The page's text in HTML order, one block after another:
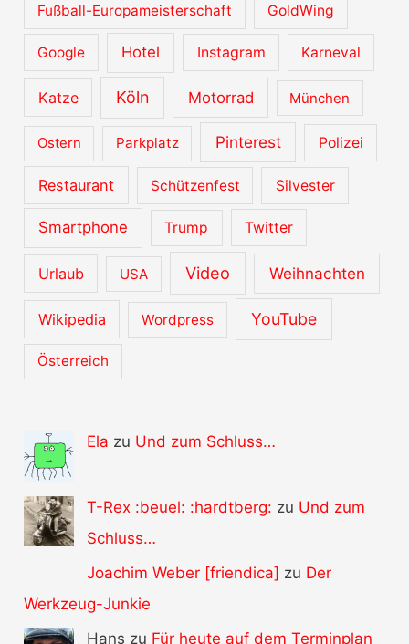
Fußball-Europameisterschaft GoldWing
Google Hotel Instagram Karneval
Katze Köln Motorrad München
Ostern Parkplatz Pinterest Polizei
Restaurant Schützenfest Silvester
Smartphone Trump Twitter
Urlaub USA Video Weihnachten
Wikipedia Wordpress YouTube
Österreich
Ela zu Und zum Schluss…
T-Rex :beuel: :hardtberg: zu Und zum
Schluss…
Joachim Weber [friendica] zu Der
Werkzeug-Junkie
Hans zu Für heute auf dem Terminplan